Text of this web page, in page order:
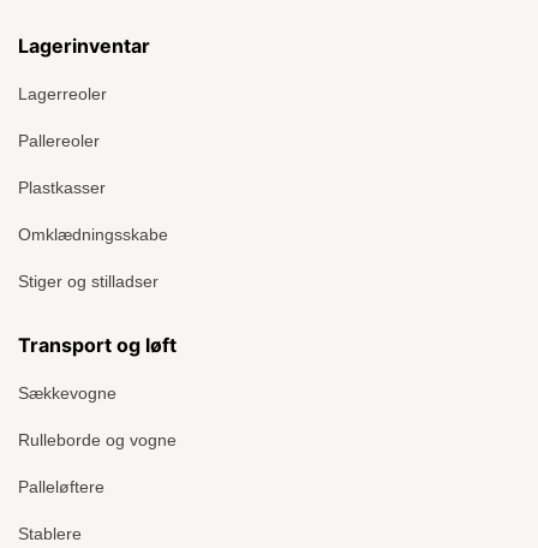
Lagerinventar
Lagerreoler
Pallereoler
Plastkasser
Omklædningsskabe
Stiger og stilladser
Transport og løft
Sækkevogne
Rulleborde og vogne
Palleløftere
Stablere